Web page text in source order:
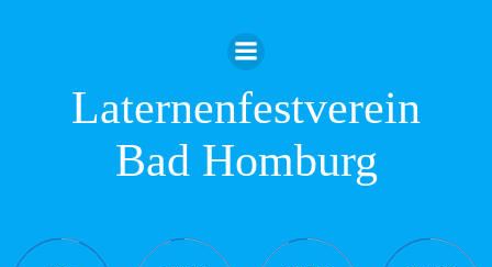
Inhalt
springen
Laternenfestverein
Bad Homburg